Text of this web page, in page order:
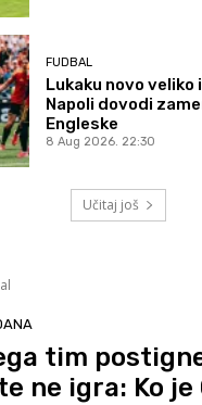
FUDBAL
Lukaku novo veliko
Napoli dovodi
Engleske
8 Aug 2026. 22:30
Učitaj još